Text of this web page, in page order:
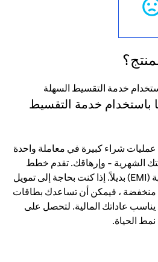
باستخدام خدمة التقسيط
شراء كبيرة في معاملة واحدة
الشهرية - وإرهاقك. تقدم خطط
الأقساط الشهرية المتساوية (EMI) بديلاً. إذا كنت بحاجة إلى تمويل
منخفضة ، فيمكن أن تساعدك بطاقات
يناسب عاداتك المالية. لتحصل على
الحياة.